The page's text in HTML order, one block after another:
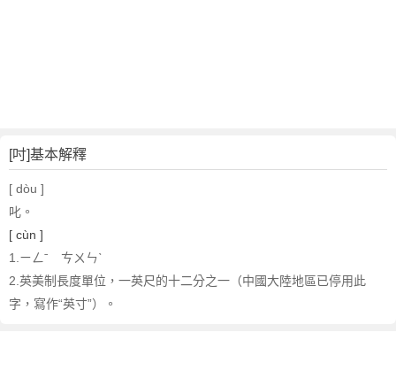
[吋]基本解釋
[ dòu ]
叱。
[ cùn ]
1.ㄧㄥˉ ㄘㄨㄣˋ
2.英美制長度單位，一英尺的十二分之一（中國大陸地區已停用此
字，寫作“英寸”）。